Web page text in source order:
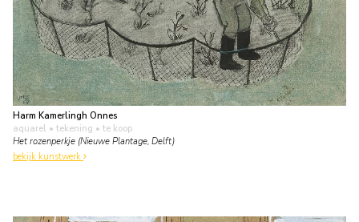
Harm Kamerlingh Onnes
aquarel • tekening • te koop
Het rozenperkje (Nieuwe Plantage, Delft)
bekijk kunstwerk